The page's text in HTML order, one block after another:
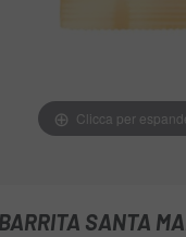
Clicca per
SANTA